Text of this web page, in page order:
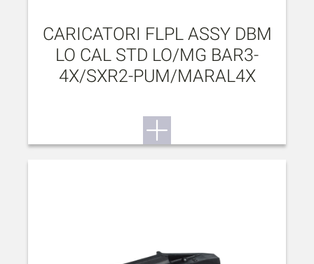
CARICATORI FLPL ASSY DBM
LO CAL STD LO/MG BAR3-
4X/SXR2-PUM/MARAL4X